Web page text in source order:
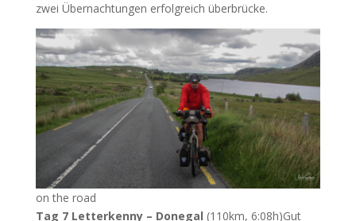
zwei Übernachtungen erfolgreich überbrücke.
on the road
Tag 7 Letterkenny – Donegal (110km, 6:08h)Gut